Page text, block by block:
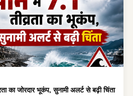
का जोरदार भूकंप, सुनामी अलर्ट से बढ़ी चिंता